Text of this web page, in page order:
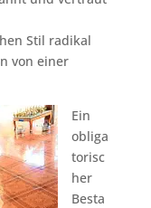
Stil radikal
von einer
Ein
obliga
torisc
her
Besta